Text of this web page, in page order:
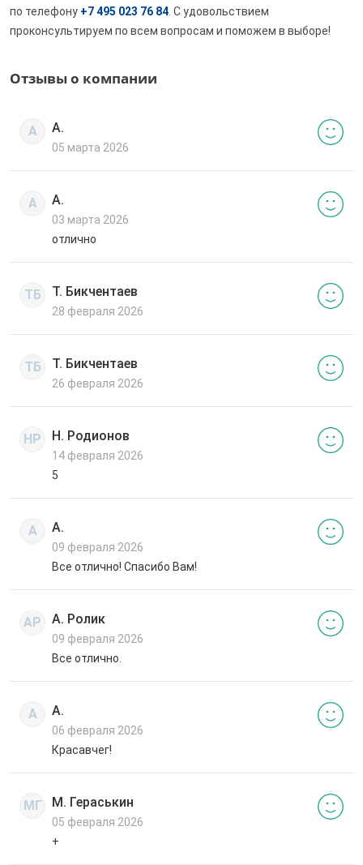
по телефону +7 495 023 76 84 . С удовольствием
проконсультируем по всем вопросам и поможем в выборе!
Отзывы о компании
А А.
05 марта 2026
А А.
03 марта 2026
отлично
ТБ Т. Бикчентаев
28 февраля 2026
ТБ Т. Бикчентаев
26 февраля 2026
НР Н. Родионов
14 февраля 2026
5
А А.
09 февраля 2026
Все отлично! Спасибо Вам!
АР А. Ролик
09 февраля 2026
Все отлично.
А А.
06 февраля 2026
Красавчег!
МГ М. Гераськин
05 февраля 2026
+